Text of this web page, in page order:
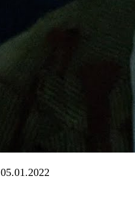
05.01.2022